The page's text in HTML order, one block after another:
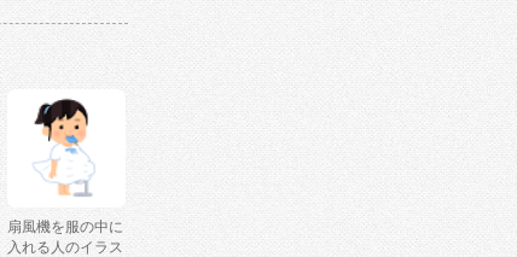
扇風機を服の中に
入れる人のイラス